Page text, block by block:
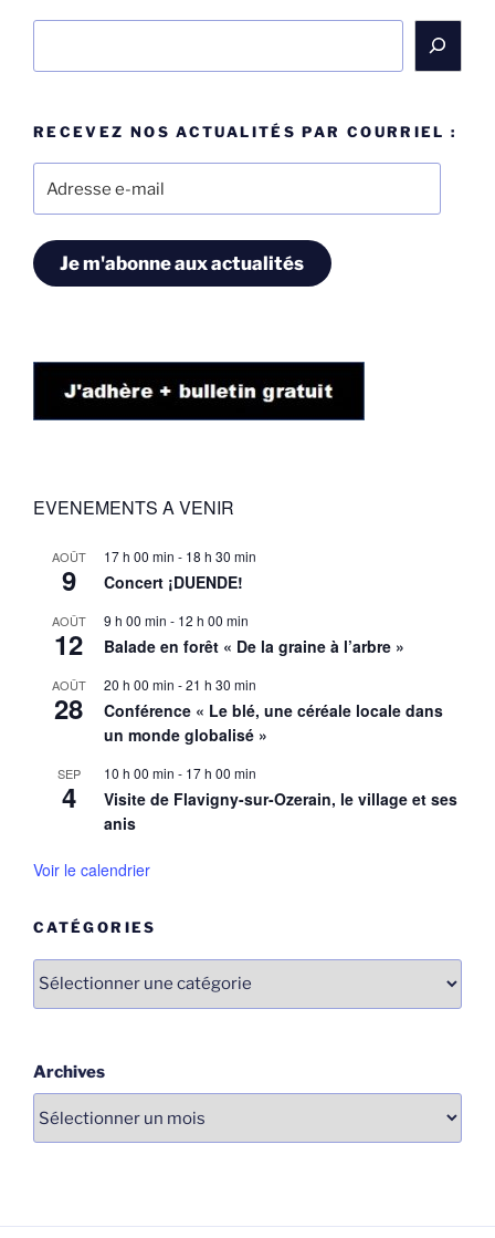
RECEVEZ NOS ACTUALITÉS PAR COURRIEL :
e-
Je m'abonne aux actualités
EVENEMENTS A VENIR
AOÛT
9
17 h 00 min - 18 h 30 min
Concert ¡DUENDE!
AOÛT
12
9 h 00 min - 12 h 00 min
Balade en forêt « De la graine à l’arbre »
AOÛT
28
20 h 00 min -21 h 30 min
Conférence « Le blé, une céréale locale dans
un monde globalisé »
SEP
4
10 h 00 min - 17 h 00 min
Visite de Flavigny-sur-Ozerain, le village et ses
anis
Voir le calendrier
CATÉGORIES
Archives